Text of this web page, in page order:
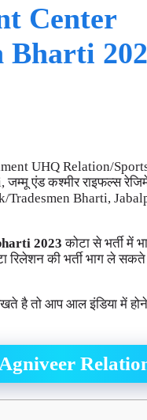
Center
UHQ Relation/
एंड कश्मीर राइफल्स
Bharti,
2023कोटा से भर्ती में
रिलेशन की भर्ती भाग ले
है तो आप आल इंडिया में होने